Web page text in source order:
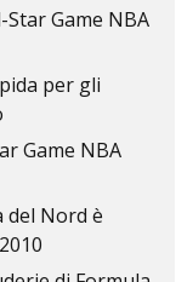
Star Game NBA
per gli
Game NBA
del Nord è